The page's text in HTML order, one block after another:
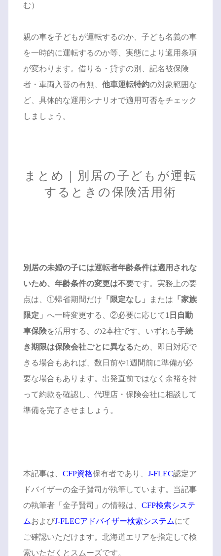
む）
親の車を子どもが運転するのか、子ども名義の車
を一時的に運転するのか等、実態により適用条項
が変わります。借りる・貸すの別、記名被保険
者・車両入替の有無、 他車運転特約の対象範囲な
ど、具体的な運用シナリオで適用可否をチェック
しましょう。
まとめ｜別居の子どもが運転
するときの保険活用術
別居の未婚の子には運転者年齢条件は適用されな
いため、年齢条件の変更は不要です。実務上の要
点は、①帰省期間だけ 「限定なし」 または 「家族
限定」 へ一時変更する、②必要に応じて1日自動
車保険を活用する、の2本柱です。いずれも手続
き期限は保険会社ごとに異なるため、即日対応で
きる場合もあれば、数日前や1週間前に準備が必
要な場合もあります。出発直前ではなく余裕を持
って約款を確認し、代理店・保険会社に相談して
準備を完了させましょう。
本記事は、 CFP資格保有者であり、 J-FLEC認定ア
ドバイザーの金子賢司が執筆しています。当記事
の執筆者「金子賢司」の情報は、 CFP検索システ
ムおよびJ-FLECアドバイザー検索システムにて
ご確認いただけます。北海道エリアを指定して検
索いただくとスムーズです。